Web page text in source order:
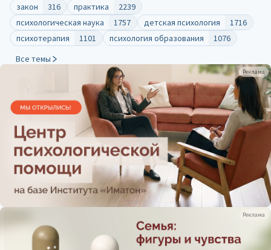
Реклама
Реклама
закон 316 практика
2239
психологическая наука
1757 детская психология
1716
психотерапия
1101 психология образования
1076
Все темы